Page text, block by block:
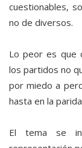
cuestionables,
no de diversos.
Lo peor es que
los partidos no
por miedo a
hasta en la
El tema se